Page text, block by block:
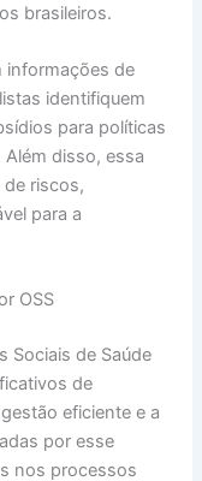
brasileiros.
informações de
identifiquem
para políticas
disso, essa
riscos,
para a
OSS
Sociais de Saúde
de
eficiente e a
por esse
nos processos